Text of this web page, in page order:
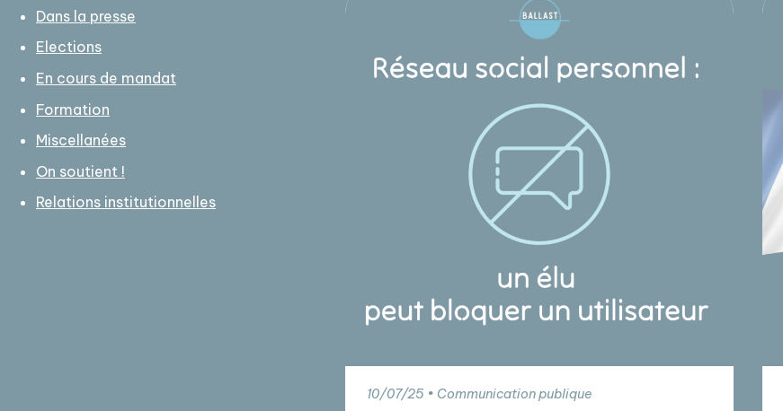
Dans la presse
Elections
En cours de mandat
Formation
Miscellanées
On soutient !
Relations institutionnelles
10/07/25 • Communication publique